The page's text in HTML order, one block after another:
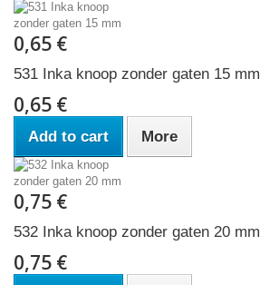
0,65 €
531 Inka knoop zonder gaten 15 mm
0,65 €
Add to cart More
0,75 €
532 Inka knoop zonder gaten 20 mm
0,75 €